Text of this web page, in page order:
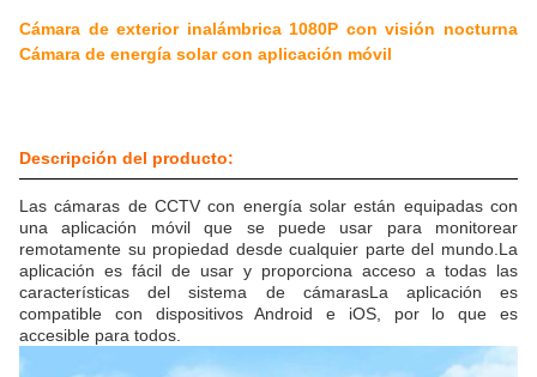
Cámara de exterior inalámbrica 1080P con visión nocturna
Cámara de energía solar con aplicación móvil
Descripción del producto:
Las cámaras de CCTV con energía solar están equipadas con
una aplicación móvil que se puede usar para monitorear
remotamente su propiedad desde cualquier parte del mundo.La
aplicación es fácil de usar y proporciona acceso a todas las
características del sistema de cámarasLa aplicación es
compatible con dispositivos Android e iOS, por lo que es
accesible para todos.